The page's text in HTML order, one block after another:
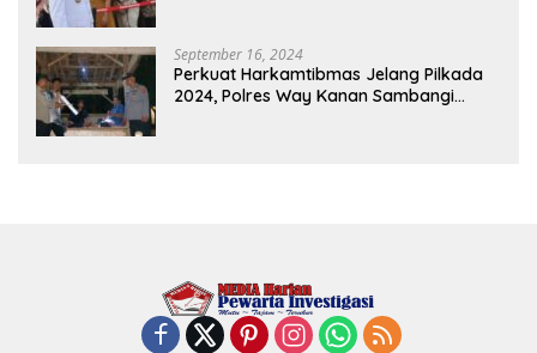
2025-2030 Di Istana Negara
September 16, 2024
Perkuat Harkamtibmas Jelang Pilkada
2024, Polres Way Kanan Sambangi